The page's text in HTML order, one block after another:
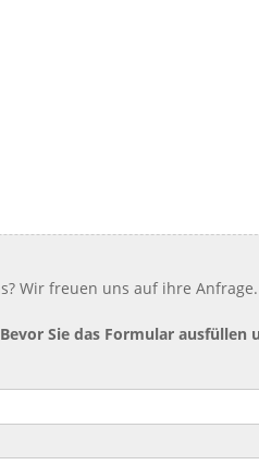
Wir freuen uns auf ihre Anfrage.
Bevor Sie das Formular ausfüllen